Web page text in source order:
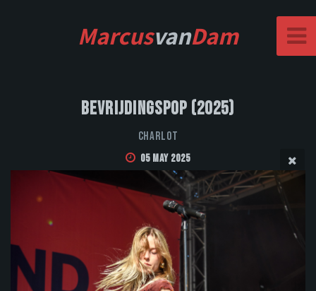
MarcusvanDam
Bevrijdingspop (2025)
CHARLOT
05 May 2025